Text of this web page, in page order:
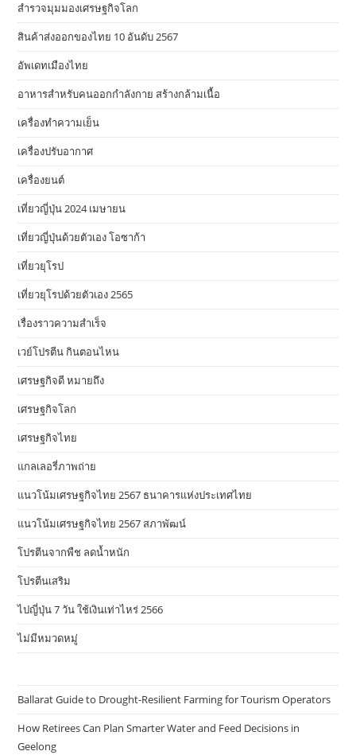
สำรวจมุมมองเศรษฐกิจโลก
สินค้าส่งออกของไทย 10 อันดับ 2567
อัพเดทเมืองไทย
อาหารสําหรับคนออกกําลังกาย สร้างกล้ามเนื้อ
เครื่องทำความเย็น
เครื่องปรับอากาศ
เครื่องยนต์
เที่ยวญี่ปุ่น 2024 เมษายน
เที่ยวญี่ปุ่นด้วยตัวเอง โอซาก้า
เที่ยวยุโรป
เที่ยวยุโรปด้วยตัวเอง 2565
เรื่องราวความสำเร็จ
เวย์โปรตีน กินตอนไหน
เศรษฐกิจดี หมายถึง
เศรษฐกิจโลก
เศรษฐกิจไทย
แกลเลอรี่ภาพถ่าย
แนวโน้มเศรษฐกิจไทย 2567 ธนาคารแห่งประเทศไทย
แนวโน้มเศรษฐกิจไทย 2567 สภาพัฒน์
โปรตีนจากพืช ลดน้ำหนัก
โปรตีนเสริม
ไปญี่ปุ่น 7 วัน ใช้เงินเท่าไหร่ 2566
ไม่มีหมวดหมู่
Ballarat Guide to Drought-Resilient Farming for Tourism Operators
How Retirees Can Plan Smarter Water and Feed Decisions in
Geelong